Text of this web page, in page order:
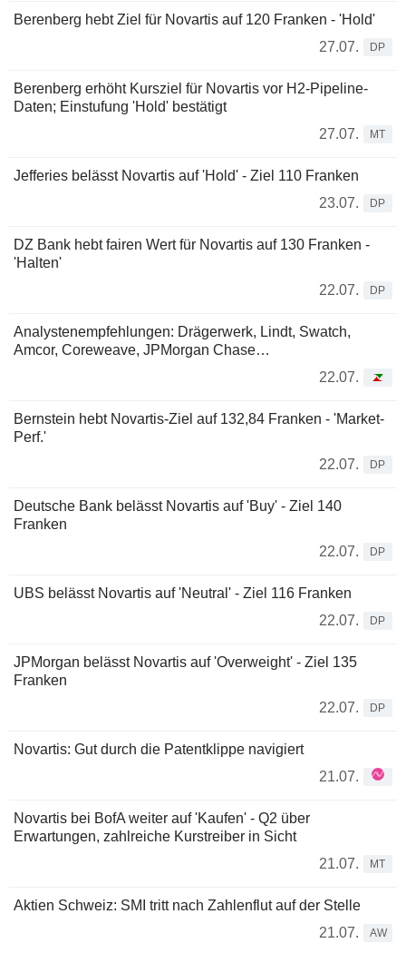
Berenberg hebt Ziel für Novartis auf 120 Franken - 'Hold'
27.07.
DP
Berenberg erhöht Kursziel für Novartis vor H2-Pipeline-
Daten; Einstufung 'Hold' bestätigt
27.07.
MT
Jefferies belässt Novartis auf 'Hold' - Ziel 110 Franken
23.07.
DP
DZ Bank hebt fairen Wert für Novartis auf 130 Franken -
'Halten'
22.07.
DP
Analystenempfehlungen: Drägerwerk, Lindt, Swatch,
Amcor, Coreweave, JPMorgan Chase…
22.07.
Bernstein hebt Novartis-Ziel auf 132,84 Franken - 'Market-
Perf.'
22.07.
DP
Deutsche Bank belässt Novartis auf 'Buy' - Ziel 140
Franken
22.07.
DP
UBS belässt Novartis auf 'Neutral' - Ziel 116 Franken
22.07.
DP
JPMorgan belässt Novartis auf 'Overweight' - Ziel 135
Franken
22.07.
DP
Novartis: Gut durch die Patentklippe navigiert
21.07.
Novartis bei BofA weiter auf 'Kaufen' - Q2 über
Erwartungen, zahlreiche Kurstreiber in Sicht
21.07.
MT
Aktien Schweiz: SMI tritt nach Zahlenflut auf der Stelle
21.07.
AW